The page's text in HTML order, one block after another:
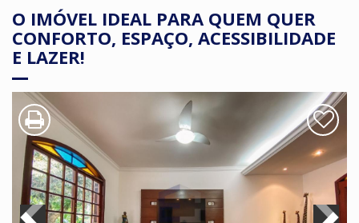
O IMÓVEL IDEAL PARA QUEM QUER
CONFORTO, ESPAÇO, ACESSIBILIDADE
E LAZER!